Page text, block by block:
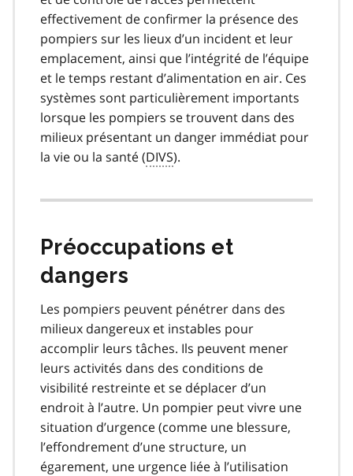
effectivement de confirmer la présence des
pompiers sur les lieux d’un incident et leur
emplacement, ainsi que l’intégrité de l’équipe
et le temps restant d’alimentation en air. Ces
systèmes sont particulièrement importants
lorsque les pompiers se trouvent dans des
milieux présentant un danger immédiat pour
la vie ou la santé (DIVS).
Préoccupations et
dangers
Les pompiers peuvent pénétrer dans des
milieux dangereux et instables pour
accomplir leurs tâches. Ils peuvent mener
leurs activités dans des conditions de
visibilité restreinte et se déplacer d’un
endroit à l’autre. Un pompier peut vivre une
situation d’urgence (comme une blessure,
l’effondrement d’une structure, un
égarement, une urgence liée à l’utilisation